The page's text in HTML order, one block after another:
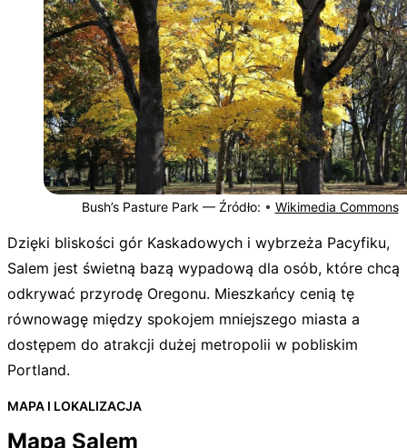
Bush’s Pasture Park — Źródło: • Wikimedia Commons
Dzięki bliskości gór Kaskadowych i wybrzeża Pacyfiku,
Salem jest świetną bazą wypadową dla osób, które chcą
odkrywać przyrodę Oregonu. Mieszkańcy cenią tę
równowagę między spokojem mniejszego miasta a
dostępem do atrakcji dużej metropolii w pobliskim
Portland.
MAPA I LOKALIZACJA
Mapa Salem